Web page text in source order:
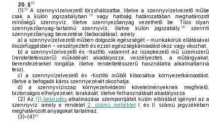
20. §77
(1)78 A szennyvízelvezető törzshálózatba, illetve a szennyvízelvezető műbe
csak a külön jogszabályban 79vagy hatóság határozatában meghatározott
minőségű szennyvíz, illetve szennyezőanyag vezethető be. Tilos olyan
szennyezőanyag-tartalmú szennyvíz, illetve külön jogszabály 80szerinti
szennyezőanyag bevezetése (bebocsátása), amely
a) a szennyvízelvezető műben dolgozók egészségét – munkakörük ellátásával
összefüggésben – veszélyezteti és ezzel egészségkárosodást okoz vagy okozhat,
b) a szennyvízelvezető és -tisztító, valamint az iszapkezelő mű üzemszerű
(rendeltetésszerű) működését akadályozza, veszélyezteti, a műtárgyakat,
berendezéseket rongálja, illetve rendeltetésszerű használatra alkalmatlanná
teszi,
c) a szennyvízelvezető és -tisztító műből kibocsátva környezetkárosodást,
illetve a befogadó káros szennyezését okozhatja,
d) a szennyvíziszap környezetvédelmi követelményeknek megfelelő,
biztonságos elhelyezését, lerakását, illetve felhasználását akadályozza.
(2) Az (1) bekezdés alkalmazása szempontjából külön elbírálást igényel az a
szennyvíz, amely e rendelet 2. számú melléklet I. és II. számú jegyzékében
meghatározott anyagokat tartalmaz.
(3)–(4)81